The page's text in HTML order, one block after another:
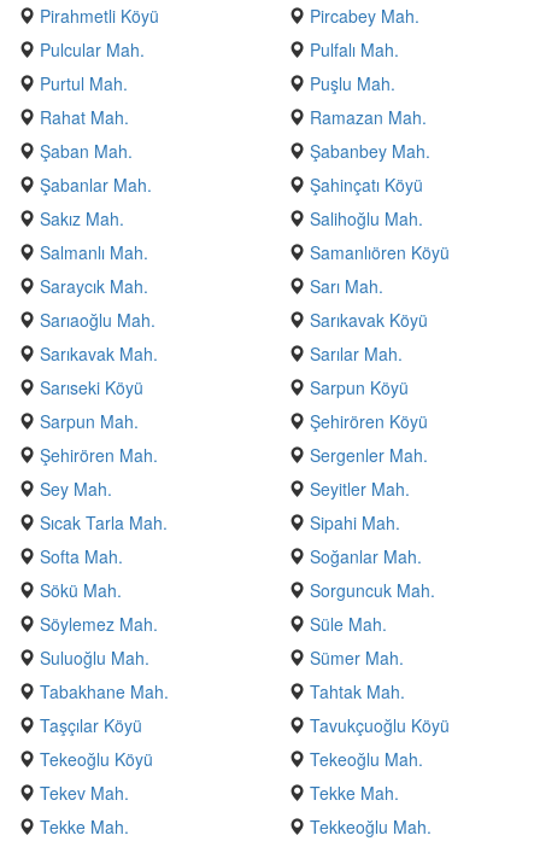
Pirahmetli Köyü
Pircabey Mah.
Pulcular Mah.
Pulfalı Mah.
Purtul Mah.
Puşlu Mah.
Rahat Mah.
Ramazan Mah.
Şaban Mah.
Şabanbey Mah.
Şabanlar Mah.
Şahinçatı Köyü
Sakız Mah.
Salihoğlu Mah.
Salmanlı Mah.
Samanlıören Köyü
Saraycık Mah.
Sarı Mah.
Sarıaoğlu Mah.
Sarıkavak Köyü
Sarıkavak Mah.
Sarılar Mah.
Sarıseki Köyü
Sarpun Köyü
Sarpun Mah.
Şehirören Köyü
Şehirören Mah.
Sergenler Mah.
Sey Mah.
Seyitler Mah.
Sıcak Tarla Mah.
Sipahi Mah.
Softa Mah.
Soğanlar Mah.
Sökü Mah.
Sorguncuk Mah.
Söylemez Mah.
Süle Mah.
Suluoğlu Mah.
Sümer Mah.
Tabakhane Mah.
Tahtak Mah.
Taşçılar Köyü
Tavukçuoğlu Köyü
Tekeoğlu Köyü
Tekeoğlu Mah.
Tekev Mah.
Tekke Mah.
Tekke Mah.
Tekkeoğlu Mah.